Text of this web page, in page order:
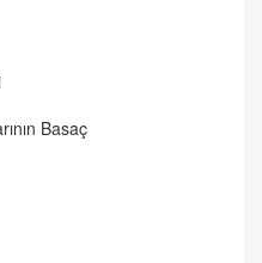
Basaç